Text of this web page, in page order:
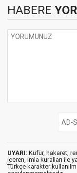
HABERE
UYARI: Küfür, hakaret,
içeren, imla kuralları ile
Türkçe karakter